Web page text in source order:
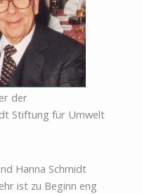
der
Stiftung für Umwelt
Hanna Schmidt
ist zu Beginn eng